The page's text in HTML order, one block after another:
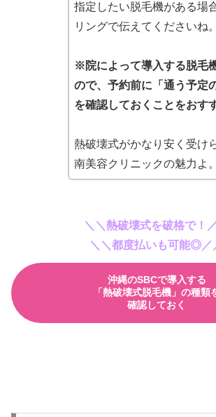
指定したい脱毛機がある場
リングで伝えてくださいね。
※院によって導入する脱毛
ので、予約前に「通う予定
を確認しておくことをおす
熱破壊式がかなり安く受け
南美容クリニックの魅力よ。
＼＼熱破壊式を破格で！
＼＼都度払いも可能◎／
沖縄のSBCで導入する
「熱破壊式脱毛機」の種類
確認しておく